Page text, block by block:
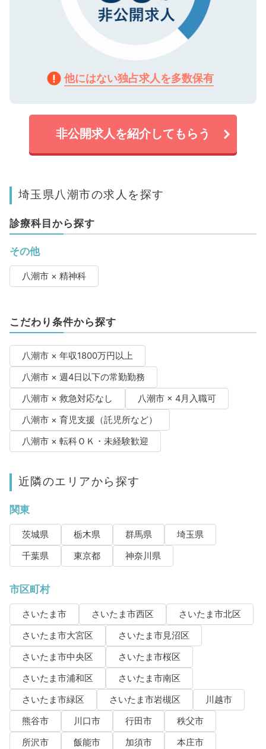
他にはない独占求人を多数保有
非公開求人を紹介してもらう
埼玉県八潮市の求人を探す
診療科目から探す
その他
八潮市 × 精神科
こだわり条件から探す
八潮市 × 年収1800万円以上
八潮市 × 週4日以下の常勤勤務
八潮市 × 救急対応なし
八潮市 × 4月入職可
八潮市 × 育児支援（託児所など）
八潮市 × 転科ＯＫ・未経験歓迎
近隣のエリアから探す
関東
茨城県 栃木県 群馬県
埼玉県
千葉県
東京都 神奈川県
市区町村
さいたま市 さいたま市西区
さいたま市北区
さいたま市大宮区
さいたま市見沼区
さいたま市中央区
さいたま市桜区
さいたま市浦和区
さいたま市南区
さいたま市緑区
さいたま市岩槻区
川越市
熊谷市
川口市 行田市
秩父市
所沢市
飯能市 加須市
本庄市